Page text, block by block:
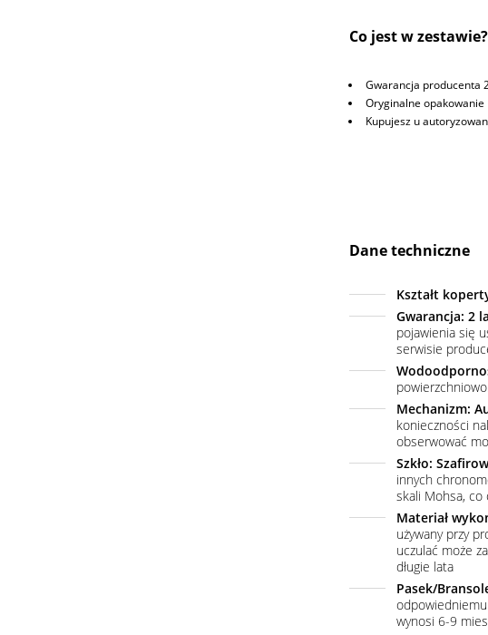
Co jest w zestawie?
Gwarancja producenta
Oryginalne opakowanie
Kupujesz u
Dane techniczne
Kształt
Gwarancja: 2
pojawienia się
serwisie
Mechanizm:
konieczności
obserwować
Szkło:
innych
skali Mohsa, co
Materiał
używany przy
uczulać może
długie lata
Pasek/
wynosi 6-9